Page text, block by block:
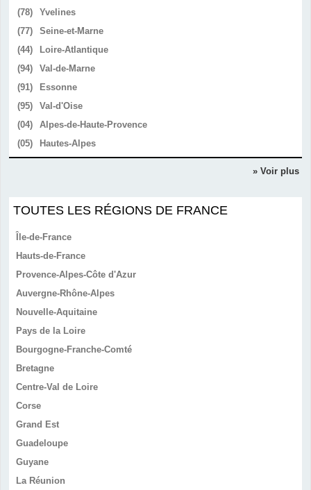
(78)
Yvelines
(77)
Seine-et-Marne
(44)
Loire-Atlantique
(94)
Val-de-Marne
(91)
Essonne
(95)
Val-d'Oise
(04)
Alpes-de-Haute-Provence
(05)
Hautes-Alpes
» Voir plus
TOUTES LES RÉGIONS DE FRANCE
Île-de-France
Hauts-de-France
Provence-Alpes-Côte d'Azur
Auvergne-Rhône-Alpes
Nouvelle-Aquitaine
Pays de la Loire
Bourgogne-Franche-Comté
Bretagne
Centre-Val de Loire
Corse
Grand Est
Guadeloupe
Guyane
La Réunion